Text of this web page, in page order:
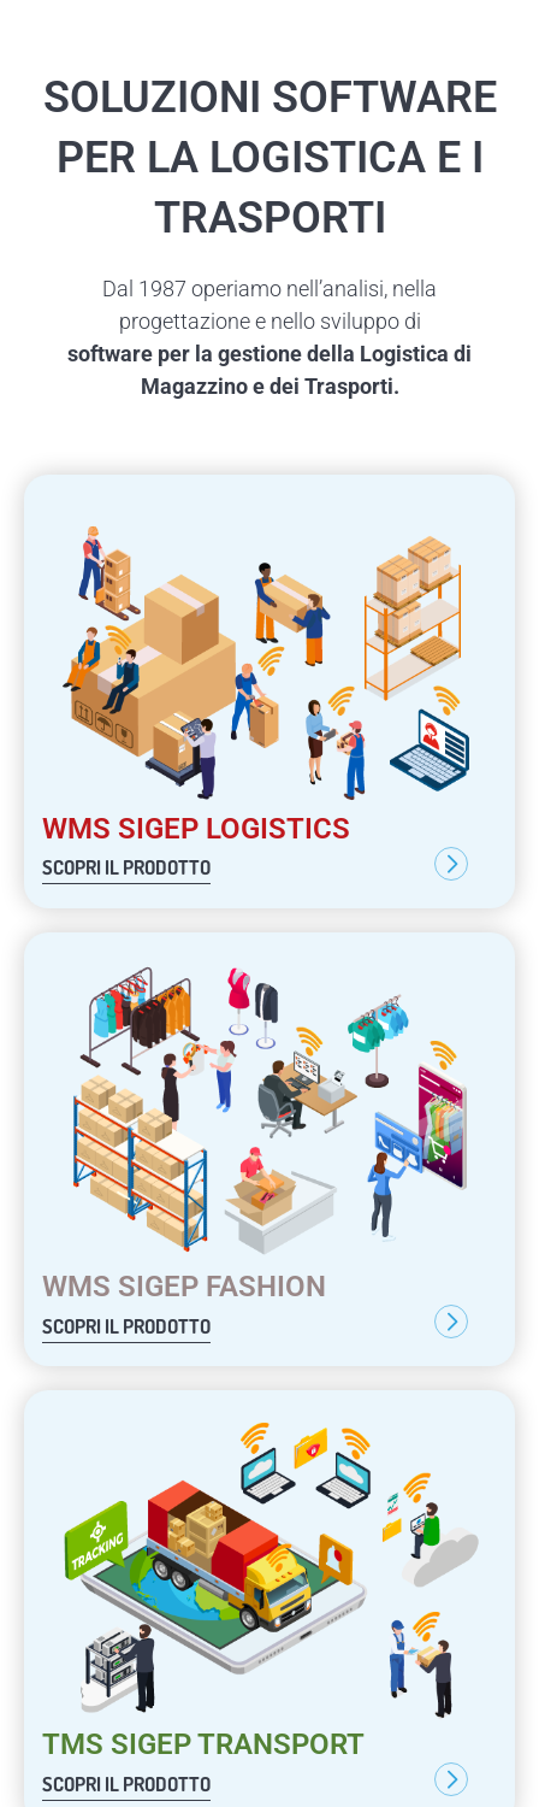
SOLUZIONI SOFTWARE
PER LA LOGISTICA E I
TRASPORTI
Dal 1987 operiamo nell’analisi, nella
progettazione e nello sviluppo di
software per la gestione della Logistica di
Magazzino e dei Trasporti.
WMS SIGEP LOGISTICS
SCOPRI IL PRODOTTO
WMS SIGEP FASHION
SCOPRI IL PRODOTTO
TMS SIGEP TRANSPORT
SCOPRI IL PRODOTTO